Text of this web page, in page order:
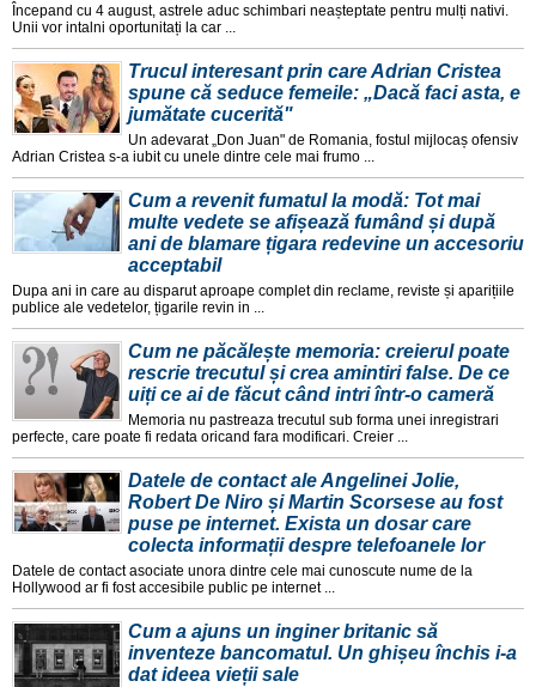
Începand cu 4 august, astrele aduc schimbari neașteptate pentru mulți nativi.
Unii vor intalni oportunitați la car ...
Trucul interesant prin care Adrian Cristea
spune că seduce femeile: „Dacă faci asta, e
jumătate cucerită"
Un adevarat „Don Juan" de Romania, fostul mijlocaș ofensiv
Adrian Cristea s-a iubit cu unele dintre cele mai frumo ...
Cum a revenit fumatul la modă: Tot mai
multe vedete se afișează fumând și după
ani de blamare țigara redevine un accesoriu
acceptabil
Dupa ani in care au disparut aproape complet din reclame, reviste și aparițiile
publice ale vedetelor, țigarile revin in ...
Cum ne păcălește memoria: creierul poate
rescrie trecutul și crea amintiri false. De ce
uiți ce ai de făcut când intri într-o cameră
Memoria nu pastreaza trecutul sub forma unei inregistrari
perfecte, care poate fi redata oricand fara modificari. Creier ...
Datele de contact ale Angelinei Jolie,
Robert De Niro și Martin Scorsese au fost
puse pe internet. Exista un dosar care
colecta informații despre telefoanele lor
Datele de contact asociate unora dintre cele mai cunoscute nume de la
Hollywood ar fi fost accesibile public pe internet ...
Cum a ajuns un inginer britanic să
inventeze bancomatul. Un ghișeu închis i-a
dat ideea vieții sale